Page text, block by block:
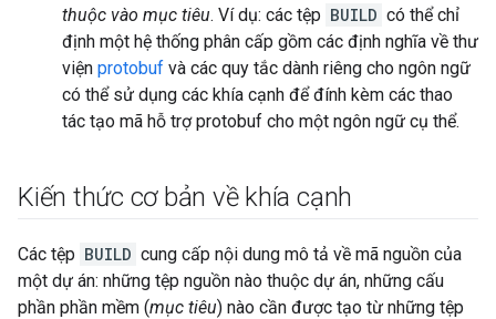
thuộc vào mục tiêu. Ví dụ: các tệp BUILD có thể chỉ
định một hệ thống phân cấp gồm các định nghĩa về thư
viện protobuf và các quy tắc dành riêng cho ngôn ngữ
có thể sử dụng các khía cạnh để đính kèm các thao
tác tạo mã hỗ trợ protobuf cho một ngôn ngữ cụ thể.
Kiến thức cơ bản về khía cạnh
Các tệp BUILD cung cấp nội dung mô tả về mã nguồn của
một dự án: những tệp nguồn nào thuộc dự án, những cấu
phần phần mềm (mục tiêu) nào cần được tạo từ những tệp